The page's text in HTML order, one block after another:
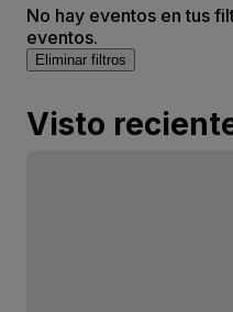
No hay eventos en tus
eventos.
Eliminar filtros
Visto